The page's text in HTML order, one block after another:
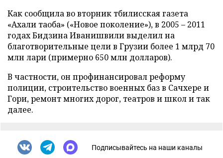
Как сообщила во вторник тбилисская газета
«Ахали таоба» («Новое поколение»), в 2005 – 2011
годах Бидзина Иванишвили выделил на
благотворительные цели в Грузии более 1 млрд 70
млн лари (примерно 650 млн долларов).
В частности, он профинансировал реформу
полиции, строительство военных баз в Сачхере и
Гори, ремонт многих дорог, театров и школ и так
далее.
Подписывайтесь на наши каналы